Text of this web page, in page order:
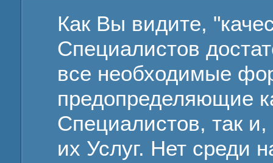
Как Вы видите,
Специалистов
все необходимые
предопределяющие
Специалистов, так и,
их Услуг. Нет среди